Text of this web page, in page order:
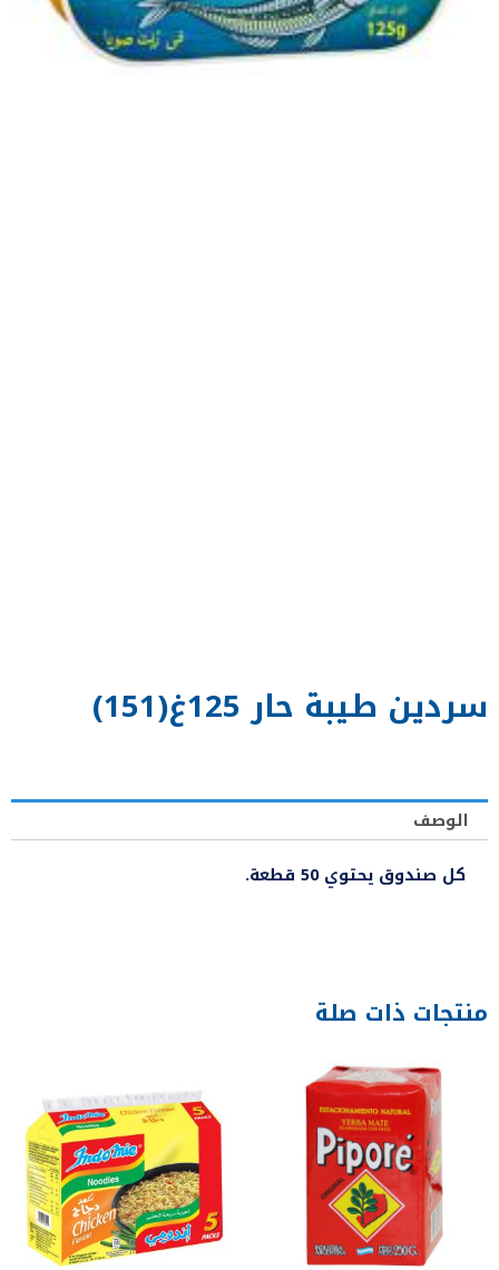
سردين طيبة حار 125غ(151)
الوصف
كل صندوق يحتوي 50 قطعة.
منتجات ذات صلة